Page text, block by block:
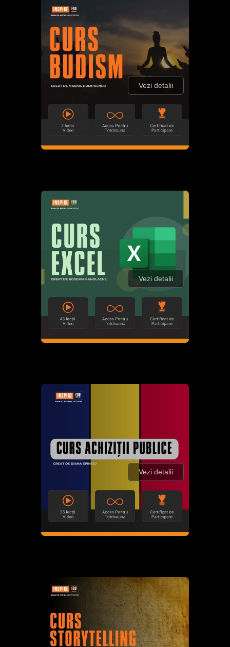
Vezi detalii
Vezi detalii
Vezi detalii